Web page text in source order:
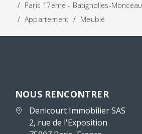
Paris 17ème - Batignolles-Monceau
Appartement
Meublé
NOUS RENCONTRER
Denicourt Immobilier SAS
2, rue de l'Exposition